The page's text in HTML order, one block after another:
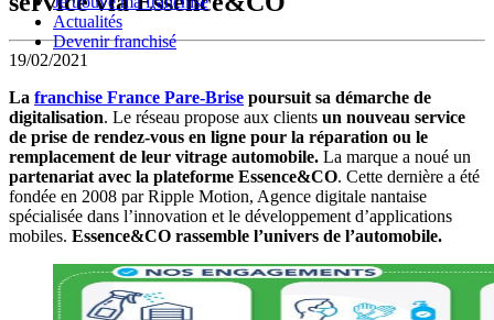
Actualités
Devenir franchisé
19/02/2021
La franchise France Pare-Brise poursuit sa démarche de
digitalisation. Le réseau propose aux clients un nouveau service
de prise de rendez-vous en ligne pour la réparation ou le
remplacement de leur vitrage automobile. La marque a noué un
partenariat avec la plateforme Essence&CO. Cette dernière a été
fondée en 2008 par Ripple Motion, Agence digitale nantaise
spécialisée dans l’innovation et le développement d’applications
mobiles. Essence&CO rassemble l’univers de l’automobile.